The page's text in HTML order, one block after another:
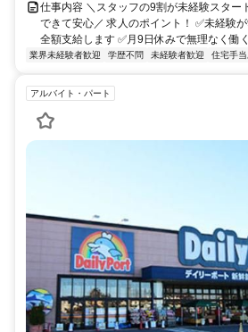
仕事内容 ＼スタッフの9割が未経験スター
できて安心／ 求人のポイント！ ✅未経験
全額支給します ✅月9日休みで無理なく働
業界未経験者歓迎 学歴不問 未経験者歓迎 住宅手当
アルバイト・パート